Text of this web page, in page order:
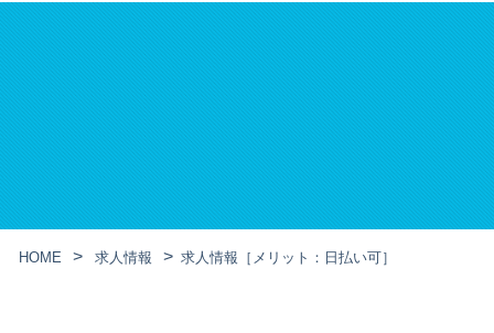
HOME 求人情報 求人情報［メリット：日払い可］